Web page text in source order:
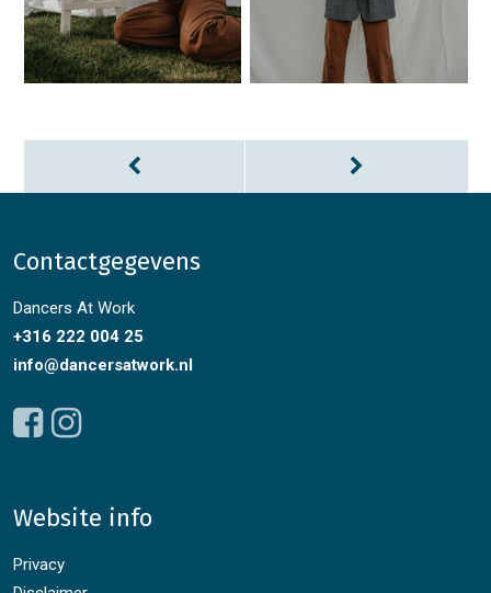
Contactgegevens
Dancers At Work
+316 222 004 25
info@dancersatwork.nl
Website info
Privacy